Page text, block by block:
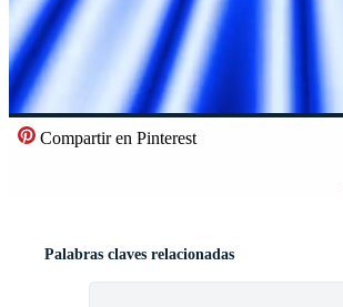
Compartir en Pinterest
Palabras claves relacionadas